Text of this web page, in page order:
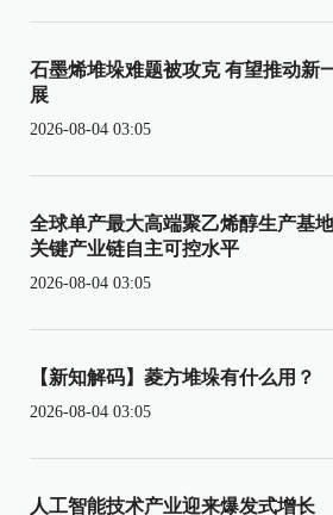
石墨烯堆垛难题被攻克 有望推动新
展
2026-08-04 03:05
全球单产最大高端聚乙烯醇生产基
关键产业链自主可控水平
2026-08-04 03:05
【新知解码】菱方堆垛有什么用？
2026-08-04 03:05
人工智能技术产业迎来爆发式增长